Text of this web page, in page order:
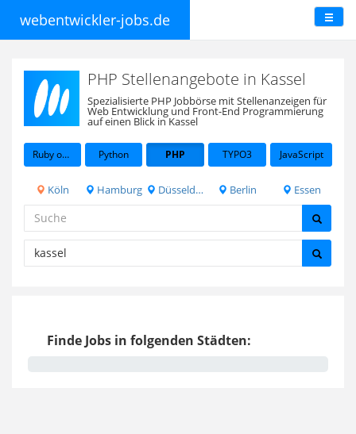
webentwickler-jobs.de
PHP Stellenangebote in Kassel
Spezialisierte PHP Jobbörse mit Stellenanzeigen für
Web Entwicklung und Front-End Programmierung
auf einen Blick in Kassel
Ruby on Rails Python PHP TYPO3 JavaScript
Köln Hamburg Düsseldorf Berlin Essen
Finde Jobs in folgenden Städten: